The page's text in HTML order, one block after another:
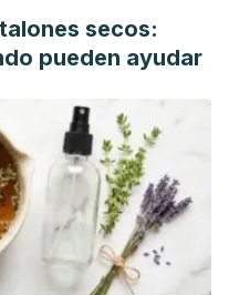
secos:
pueden ayudar